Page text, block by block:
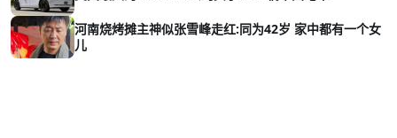
河南烧烤摊主神似张雪峰走红:同为42岁 家中都有一个女
儿